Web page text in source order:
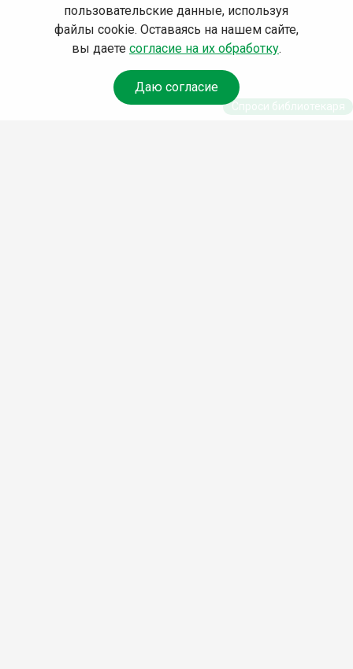
пользовательские данные, используя
файлы cookie. Оставаясь на нашем сайте,
вы даете согласие на их обработку.
Даю согласие
Спроси библиотекаря